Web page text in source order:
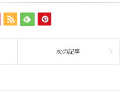
次の記事